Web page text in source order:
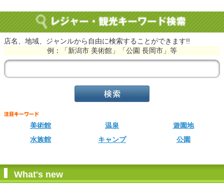
店名、地域、ジャンルから自由に検索することができます!!
例：「新潟市 美術館」「公園 長岡市」等
美術館 温泉
遊園地
水族館
キャンプ 公園
What's new